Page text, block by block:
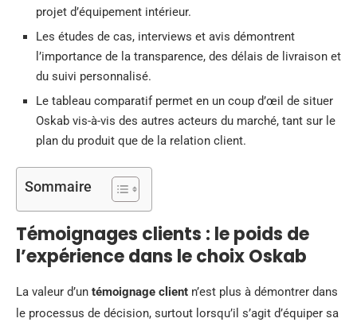
projet d’équipement intérieur.
Les études de cas, interviews et avis démontrent
l’importance de la transparence, des délais de livraison et
du suivi personnalisé.
Le tableau comparatif permet en un coup d’œil de situer
Oskab vis-à-vis des autres acteurs du marché, tant sur le
plan du produit que de la relation client.
Sommaire
Témoignages clients : le poids de
l’expérience dans le choix Oskab
La valeur d’un témoignage client n’est plus à démontrer dans
le processus de décision, surtout lorsqu’il s’agit d’équiper sa